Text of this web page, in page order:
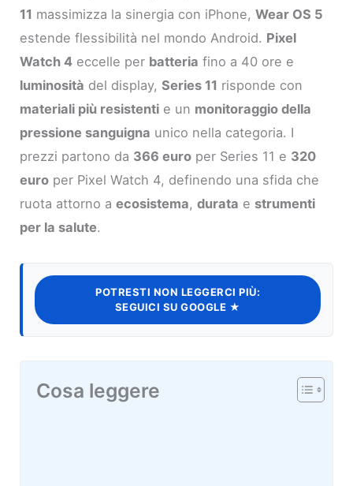
11 massimizza la sinergia con iPhone,Wear OS 5
estende flessibilità nel mondo Android. Pixel
Watch 4 eccelle per batteria fino a 40 ore e
luminosità del display,Series 11 risponde con
materiali più resistenti e un monitoraggio della
pressione sanguigna unico nella categoria. I
prezzi partono da 366 euro per Series 11 e 320
euro per Pixel Watch 4, definendo una sfida che
ruota attorno aecosistema,durata e strumenti
per la salute.
POTRESTI NON LEGGERCI PIÙ:
SEGUICI SU GOOGLE ★
Cosa leggere